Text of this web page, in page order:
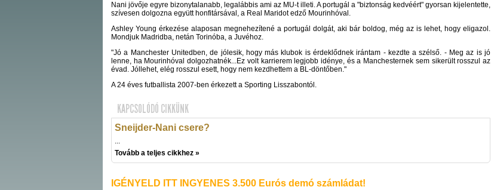
Nani jövője egyre bizonytalanabb, legalábbis ami az MU-t illeti. A portugál a "biztonság kedvéért" gyorsan kijelentette,
szívesen dolgozna együtt honfitársával, a Real Maridot edző Mourinhóval.
Ashley Young érkezése alaposan megnehezítené a portugál dolgát, aki bár boldog, még az is lehet, hogy eligazol.
Mondjuk Madridba, netán Torinóba, a Juvéhoz.
"Jó a Manchester Unitedben, de jólesik, hogy más klubok is érdeklődnek irántam - kezdte a szélső. - Meg az is jó
lenne, ha Mourinhóval dolgozhatnék...Ez volt karrierem legjobb idénye, és a Manchesternek sem sikerült rosszul az
évad. Jóllehet, elég rosszul esett, hogy nem kezdhettem a BL-döntőben."
A 24 éves futballista 2007-ben érkezett a Sporting Lisszabontól.
KAPCSOLÓDÓ CIKKÜNK
Sneijder-Nani csere?
...
Tovább a teljes cikkhez »
IGÉNYELD ITT INGYENES 3.500 Eurós demó számládat!